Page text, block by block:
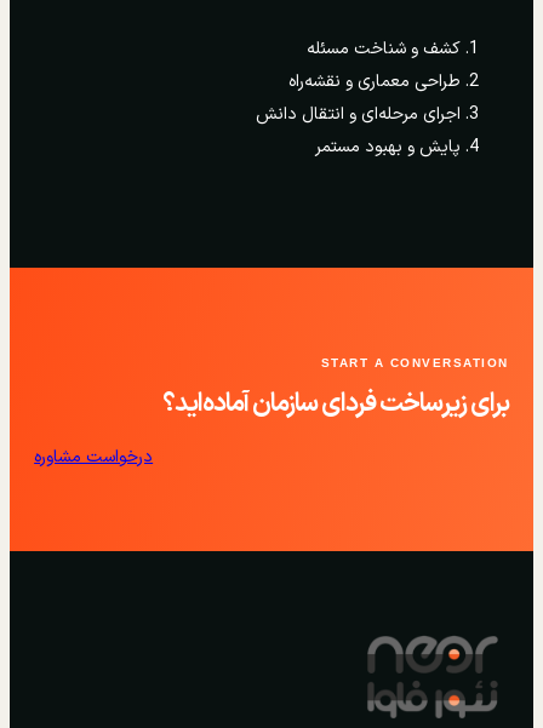
کشف و شناخت مسئله
طراحی معماری و نقشه‌راه
اجرای مرحله‌ای و انتقال دانش
پایش و بهبود مستمر
START A CONVERSATION
برای زیرساخت فردای سازمان آماده‌اید؟
درخواست مشاوره